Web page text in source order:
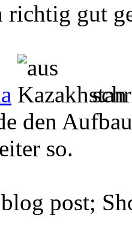
richtig gut
den
so.
post;